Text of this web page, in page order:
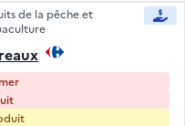
de la pêche et